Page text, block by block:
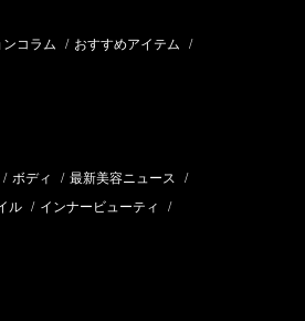
コラム / おすすめアイテム /
/ ボディ / 最新美容ニュース /
ル / インナービューティ /